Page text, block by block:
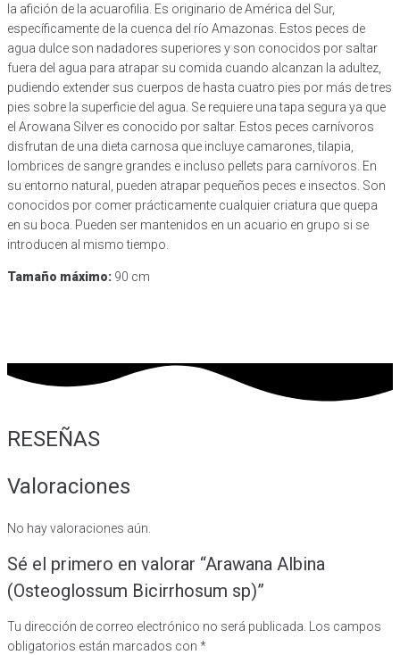
la afición de la acuarofilia. Es originario de América del Sur,
específicamente de la cuenca del río Amazonas. Estos peces de
agua dulce son nadadores superiores y son conocidos por saltar
fuera del agua para atrapar su comida cuando alcanzan la adultez,
pudiendo extender sus cuerpos de hasta cuatro pies por más de tres
pies sobre la superficie del agua. Se requiere una tapa segura ya que
el Arowana Silver es conocido por saltar. Estos peces carnívoros
disfrutan de una dieta carnosa que incluye camarones, tilapia,
lombrices de sangre grandes e incluso pellets para carnívoros. En
su entorno natural, pueden atrapar pequeños peces e insectos. Son
conocidos por comer prácticamente cualquier criatura que quepa
en su boca. Pueden ser mantenidos en un acuario en grupo si se
introducen al mismo tiempo.
Tamaño máximo: 90 cm
RESEÑAS
Valoraciones
No hay valoraciones aún.
Sé el primero en valorar “Arawana Albina
(Osteoglossum Bicirrhosum sp)”
Tu dirección de correo electrónico no será publicada. Los campos
obligatorios están marcados con *